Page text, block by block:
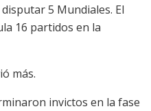
5 Mundiales. El
16 partidos en la
más.
invictos en la fase